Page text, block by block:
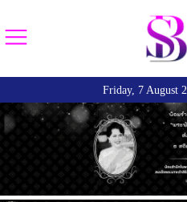
Friday, 7 August